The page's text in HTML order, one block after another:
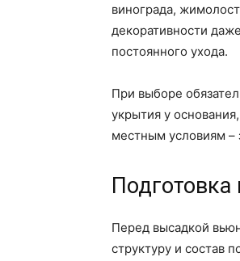
винограда,
декоративности
постоянного ухода.
При выборе
укрытия у
местным условиям –
Перед высадкой
структуру и состав